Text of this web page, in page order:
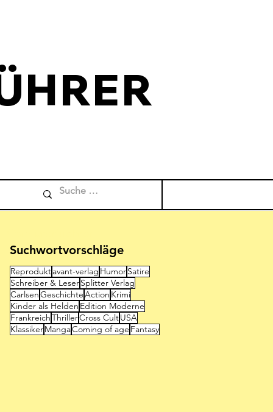
Suchwortvorschläge
Reproduktavant-verlag HumorSatire
Schreiber & LeserSplitter Verlag
CarlsenGeschichteAction Krimi
Kinder als Helden Edition Moderne
FrankreichThrillerCross CultUSA
KlassikerMangaComing of age Fantasy